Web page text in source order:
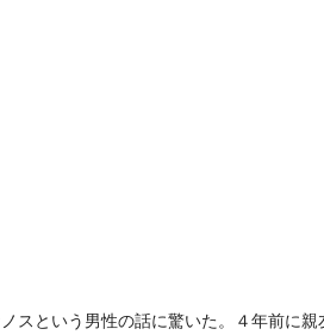
スという男性の話に驚いた。４年前に親